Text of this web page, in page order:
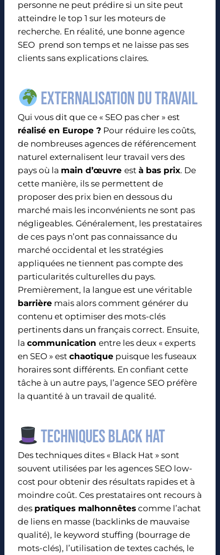
personne ne peut prédire si un site peut
atteindre le top 1 sur les moteurs de
recherche. En réalité, une bonne agence
SEO prend son temps et ne laisse pas ses
clients sans explications claires.
Externalisation du travail
Qui vous dit que ce « SEO pas cher » est
réalisé en Europe ? Pour réduire les coûts,
de nombreuses agences de référencement
naturel externalisent leur travail vers des
pays où la main d’œuvreestà bas prix. De
cette manière, ils se permettent de
proposer des prix bien en dessous du
marché mais les inconvénients ne sont pas
négligeables. Généralement, les prestataires
de ces pays n’ont pas connaissance du
marché occidental et les stratégies
appliquées ne tiennent pas compte des
particularités culturelles du pays.
Premièrement, la langue est une véritable
barrière mais alors comment générer du
contenu et optimiser des mots-clés
pertinents dans un français correct. Ensuite,
lacommunicationentre les deux « experts
en SEO » estchaotique puisque les fuseaux
horaires sont différents. En confiant cette
tâche à un autre pays, l’agence SEO préfère
la quantité à un travail de qualité.
Techniques black Hat
Des techniques dites « Black Hat » sont
souvent utilisées par les agences SEO low-
cost pour obtenir des résultats rapides et à
moindre coût. Ces prestataires ont recours à
des pratiques malhonnêtes comme l’achat
de liens en masse (backlinks de mauvaise
qualité), le keyword stuffing (bourrage de
mots-clés), l’utilisation de textes cachés, le